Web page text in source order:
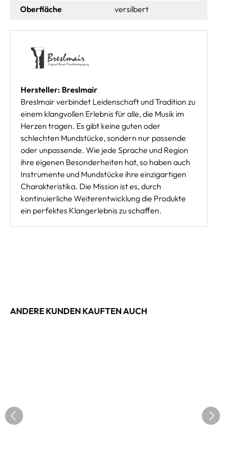
Oberfläche
versilbert
Hersteller: Breslmair
Breslmair verbindet Leidenschaft und Tradition zu
einem klangvollen Erlebnis für alle, die Musik im
Herzen tragen. Es gibt keine guten oder
schlechten Mundstücke, sondern nur passende
oder unpassende. Wie jede Sprache und Region
ihre eigenen Besonderheiten hat, so haben auch
Instrumente und Mundstücke ihre einzigartigen
Charakteristika. Die Mission ist es, durch
kontinuierliche Weiterentwicklung die Produkte
ein perfektes Klangerlebnis zu schaffen.
ANDERE KUNDEN KAUFTEN AUCH